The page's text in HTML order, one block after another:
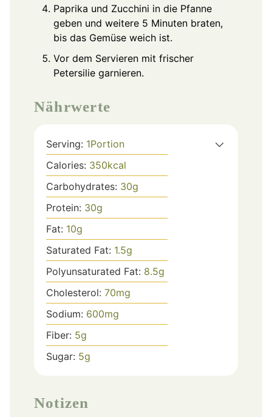
Paprika und Zucchini in die Pfanne
geben und weitere 5 Minuten braten,
bis das Gemüse weich ist.
Vor dem Servieren mit frischer
Petersilie garnieren.
Nährwerte
Serving: 1Portion
Calories: 350kcal
Carbohydrates: 30g
Protein: 30g
Fat: 10g
Saturated Fat: 1.5g
Polyunsaturated Fat: 8.5g
Cholesterol: 70mg
Sodium: 600mg
Fiber: 5g
Sugar: 5g
Notizen